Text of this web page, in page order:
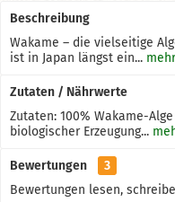
Beschreibung
Wakame – die vielseitige
ist in Japan längst ein... mehr
Zutaten / Nährwerte
Zutaten: 100% Wakame-
biologischer Erzeugung...
Bewertungen
3
Bewertungen lesen,